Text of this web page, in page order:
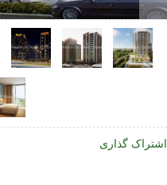
اشتراک گذاری